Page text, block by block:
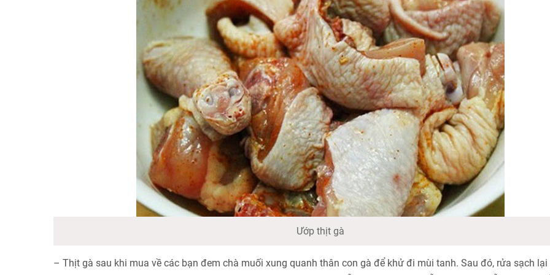
Ướp thịt gà
– Thịt gà sau khi mua về các bạn đem chà muối xung quanh thân con gà để khử đi mùi tanh. Sau đó, rửa sạch